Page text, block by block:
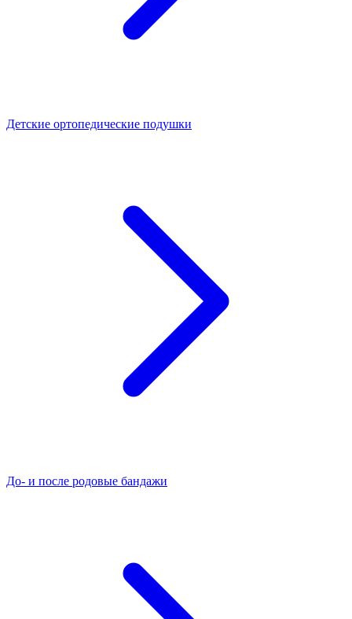
Детские ортопедические подушки
До- и после родовые бандажи